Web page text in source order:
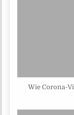
Wie Corona-